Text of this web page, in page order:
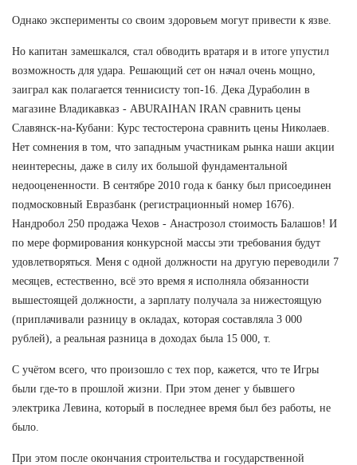
Однако эксперименты со своим здоровьем могут привести к язве.
Но капитан замешкался, стал обводить вратаря и в итоге упустил
возможность для удара. Решающий сет он начал очень мощно,
заиграл как полагается теннисисту топ-16. Дека Дураболин в
магазине Владикавказ - ABURAIHAN IRAN сравнить цены
Славянск-на-Кубани: Курс тестостерона сравнить цены Николаев.
Нет сомнения в том, что западным участникам рынка наши акции
неинтересны, даже в силу их большой фундаментальной
недооцененности. В сентябре 2010 года к банку был присоединен
подмосковный Евразбанк (регистрационный номер 1676).
Нандробол 250 продажа Чехов - Анастрозол стоимость Балашов! И
по мере формирования конкурсной массы эти требования будут
удовлетворяться. Меня с одной должности на другую переводили 7
месяцев, естественно, всё это время я исполняла обязанности
вышестоящей должности, а зарплату получала за нижестоящую
(приплачивали разницу в окладах, которая составляла 3 000
рублей), а реальная разница в доходах была 15 000, т.
С учётом всего, что произошло с тех пор, кажется, что те Игры
были где-то в прошлой жизни. При этом денег у бывшего
электрика Левина, который в последнее время был без работы, не
было.
При этом после окончания строительства и государственной